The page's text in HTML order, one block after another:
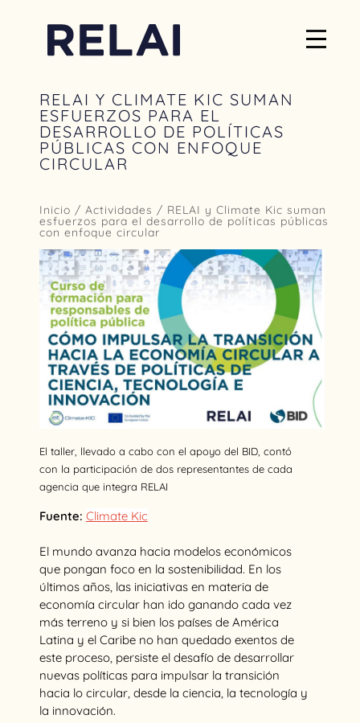
RELAI Y CLIMATE KIC SUMAN
ESFUERZOS PARA EL
DESARROLLO DE POLÍTICAS
PÚBLICAS CON ENFOQUE
CIRCULAR
Inicio / Actividades / RELAI y Climate Kic suman
esfuerzos para el desarrollo de políticas públicas
con enfoque circular
El taller, llevado a cabo con el apoyo del BID, contó
con la participación de dos representantes de cada
agencia que integra RELAI
Fuente: Climate Kic
El mundo avanza hacia modelos económicos
que pongan foco en la sostenibilidad. En los
últimos años, las iniciativas en materia de
economía circular han ido ganando cada vez
más terreno y si bien los países de América
Latina y el Caribe no han quedado exentos de
este proceso, persiste el desafío de desarrollar
nuevas políticas para impulsar la transición
hacia lo circular, desde la ciencia, la tecnología y
la innovación.